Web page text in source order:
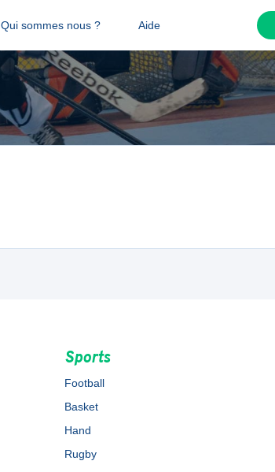
Qui sommes nous ? Aide
Sports
Football
Basket
Hand
Rugby